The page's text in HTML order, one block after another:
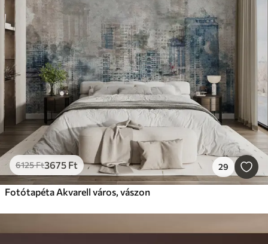
6125Ft3675 Ft 29
Fotótapéta Akvarell város, vászon